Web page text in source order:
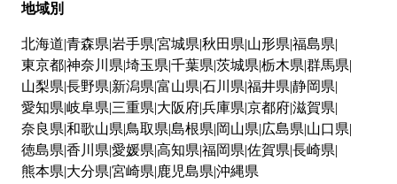
地域別
北海道 青森県 岩手県 宮城県 秋田県 山形県 福島県
東京都神奈川県 埼玉県 千葉県 茨城県 栃木県 群馬県
山梨県 長野県 新潟県 富山県 石川県 福井県 静岡県
愛知県 岐阜県 三重県 大阪府兵庫県 京都府滋賀県
奈良県 和歌山県 鳥取県 島根県 岡山県 広島県 山口県
徳島県 香川県 愛媛県 高知県 福岡県 佐賀県 長崎県
熊本県 大分県 宮崎県 鹿児島県 沖縄県